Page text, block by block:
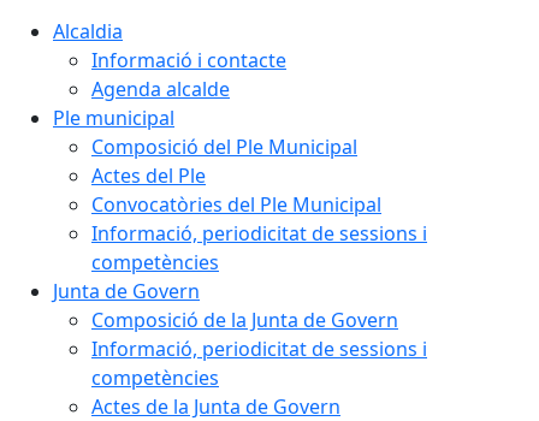
Alcaldia
Informació i contacte
Agenda alcalde
Ple municipal
Composició del Ple Municipal
Actes del Ple
Convocatòries del Ple Municipal
Informació, periodicitat de sessions i
competències
Junta de Govern
Composició de la Junta de Govern
Informació, periodicitat de sessions i
competències
Actes de la Junta de Govern